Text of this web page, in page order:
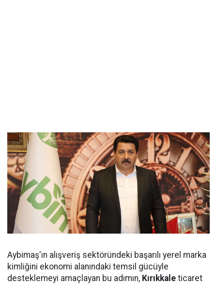
Aybimaş'ın alışveriş sektöründeki başarılı yerel marka
kimliğini ekonomi alanındaki temsil gücüyle
desteklemeyi amaçlayan bu adımın, Kırıkkale ticaret